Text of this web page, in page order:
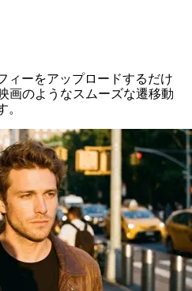
ィーをアップロードするだけ
画のようなスムーズな遷移動
。